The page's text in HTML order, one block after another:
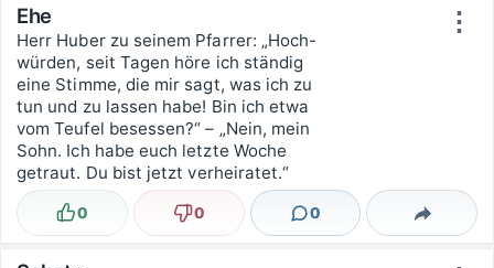
⋮
Ehe
Herr Huber zu seinem Pfarrer: „Hoch-
würden, seit Tagen höre ich ständig
eine Stimme, die mir sagt, was ich zu
tun und zu lassen habe! Bin ich etwa
vom Teufel besessen?“ – „Nein, mein
Sohn. Ich habe euch letzte Woche
getraut. Du bist jetzt verheiratet.“
Lustig
0 Nicht lustig
0 0
Kommentare Teilen